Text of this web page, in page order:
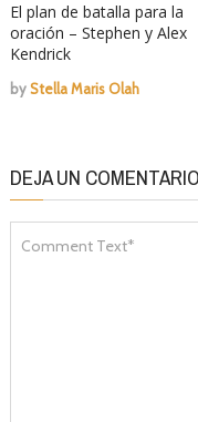
El plan de batalla para la
oración – Stephen y Alex
Kendrick
byStella Maris Olah
DEJA UN COMENTARIO